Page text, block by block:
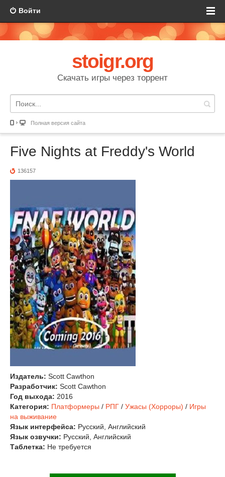
Войти
stoigr.org
Скачать игры через торрент
Полная версия сайта
Five Nights at Freddy's World
136157
Издатель: Scott Cawthon
Разработчик: Scott Cawthon
Год выхода: 2016
Категория: Платформеры / РПГ / Ужасы (Хорроры) / Игры
на выживание
Язык интерфейса: Русский, Английский
Язык озвучки: Русский, Английский
Таблетка: Не требуется